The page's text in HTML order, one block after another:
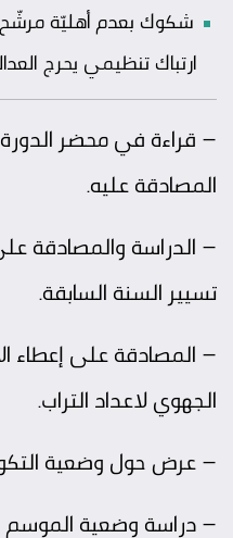
شكوك بعدم أهليّة
ارتباك تنظيمي يحرج
المصادقة عليه.
– الدراسة والمصادقة
تسيير السنة السابقة.
– المصادقة على إعطاء
الجهوي لاعداد التراب.
– عرض حول وضعية
– دراسة وضعية الموسم